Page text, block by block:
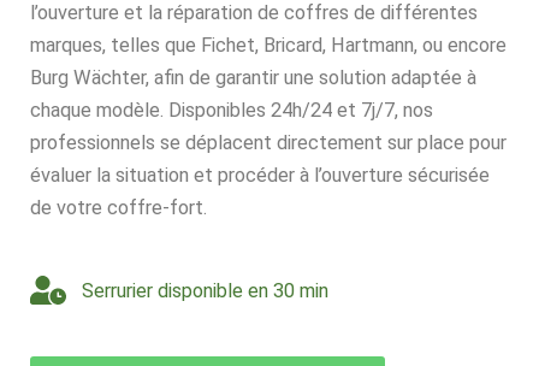
l’ouverture et la réparation de coffres de différentes
marques, telles que Fichet, Bricard, Hartmann, ou encore
Burg Wächter, afin de garantir une solution adaptée à
chaque modèle. Disponibles 24h/24 et 7j/7, nos
professionnels se déplacent directement sur place pour
évaluer la situation et procéder à l’ouverture sécurisée
de votre coffre-fort.
Serrurier disponible en 30 min